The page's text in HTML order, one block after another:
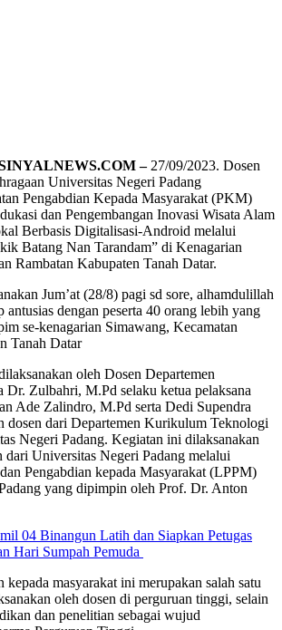
– 27/09/2023. Dosen
Universitas Negeri Padang
Pengabdian Kepada Masyarakat (PKM)
dan Pengembangan Inovasi Wisata Alam
Berbasis Digitalisasi-Android melalui
Batang Nan Tarandam” di Kenagarian
Rambatan Kabupaten Tanah Datar.
Jum’at (28/8) pagi sd sore, alhamdulillah
antusias dengan peserta 40 orang lebih yang
se-kenagarian Simawang, Kecamatan
Tanah Datar
oleh Dosen Departemen
Dr. Zulbahri, M.Pd selaku ketua pelaksana
Ade Zalindro, M.Pd serta Dedi Supendra
dosen dari Departemen Kurikulum Teknologi
Negeri Padang. Kegiatan ini dilaksanakan
dari Universitas Negeri Padang melalui
Pengabdian kepada Masyarakat (LPPM)
yang dipimpin oleh Prof. Dr. Anton
04 Binangun Latih dan Siapkan Petugas
Hari Sumpah Pemuda
kepada masyarakat ini merupakan salah satu
oleh dosen di perguruan tinggi, selain
dan penelitian sebagai wujud